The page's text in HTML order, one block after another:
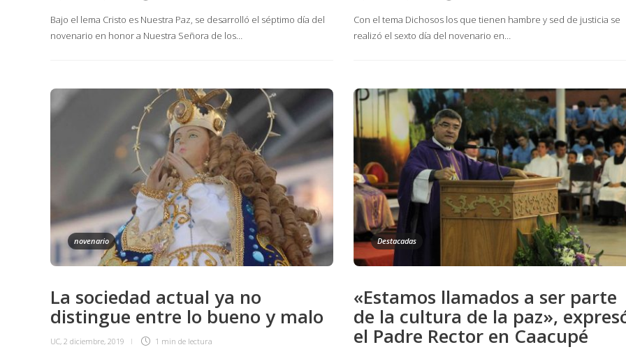
Bajo el lema Cristo es Nuestra Paz, se desarrolló el séptimo día del
novenario en honor a Nuestra Señora de los…
Con el tema Dichosos los que tienen hambre y sed de justicia se
realizó el sexto día del novenario en…
novenario
La sociedad actual ya no
distingue entre lo bueno y malo
UC, 2 diciembre, 2019 1 min de lectura
Destacadas
«Estamos llamados a ser parte
de la cultura de la paz»,
el Padre Rector en Caacupé